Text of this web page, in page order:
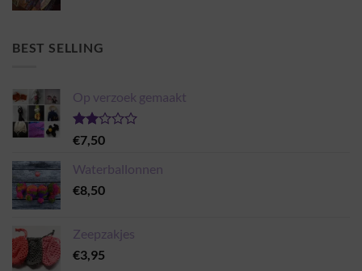
BEST SELLING
Op verzoek gemaakt
Gewaardeerd
2.00
uit 5
€7,50
Waterballonnen
€8,50
Zeepzakjes
€3,95